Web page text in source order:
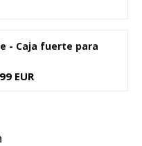
- Caja fuerte para
EUR